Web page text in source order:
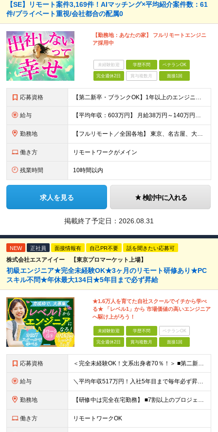
【SE】リモート案件3,169件！AIマッチング×平均紹介案件数：61
件/プライベート重視/会社都合の配属0
【勤務地：あなたの家】 フルリモートエンジニ
ア採用中
未経験歓迎 学歴不問 ベテランOK
完全週休2日 賞与複数月 面接1回
応募資格 【第二新卒・ブランクOK】1年以上のエンジニア経験がある方(開発・インフラ・工程・言語一切不問） 文理・学歴不問 【歓迎条件】 ◆AI・クラウド案件に参画したい方 ◆下流工程から上流工程へステップア
給与 【平均年収：603万円】 月給38万円～140万円＋諸手当（経験者） 【平均年収603万円】 ※案件の契約内容や昇給額などはすべて開示します。 ※経験や能力を考慮し決定します。 ※月給には固定残業
勤務地 【フルリモート／全国各地】 東京、名古屋、大阪、福岡を中心とした全国のプロジェクトにアサイン。 ※プロジェクトは完全選択制です。 ※フルリモート、ハイブリッド型、常駐案件から自由に選択可能です。 ※転
働き方 リモートワークがメイン
残業時間 10時間以内
求人を見る 検討中に入れる
掲載終了予定日： 2026.08.31
NEW 正社員 面接情報有 自己PR不要 話を聞きたい応募可
株式会社エスアイイー 【東京プロマーケット上場】
初級エンジニア★完全未経験OK★3ヶ月のリモート研修あり★PC
スキル不問★年休最大134日★5年目まで必ず昇給
★1.6万人を育てた自社スクールでイチから学べ
る★ 「レベル1」から 市場価値の高いエンジニア
へ駆け上がろう！
未経験歓迎 学歴不問 ベテランOK
完全週休2日 賞与複数月 面接1回
応募資格 ＜完全未経験OK！文系出身者70％！＞ ■第二新卒歓迎 ■学歴・経歴不問・社会人未経験もOK ■20代を中心に活躍中◎ ★☆先輩たちの前職☆★ 元アパレルスタッフや塾講師、介護士、事務、営業など社員
給与 ＼平均年収517万円！入社5年目まで毎年必ず昇給／ ■賞与年3回 ■年収800万円以上も可 ■入社3年以上の平均年収469.2万円 月給23万2000円以上＋賞与年3回＋各種手当 ☆入社5年目まで最
勤務地 【研修中は完全在宅勤務】 ■7割以上のプロジェクトでリモートワークを導入 ■一都三県のプロジェクト先 ■転居を伴う転勤なし ＜プロジェクト先＞ 東京・神奈川・千葉・埼玉でのプロジェクト先にて勤務いた
働き方 リモートワークOK